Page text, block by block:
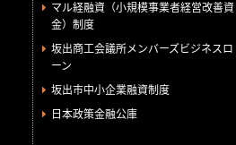
マル経融資（小規模事業者経営改善資
金）制度
坂出商工会議所メンバーズビジネスロ
ーン
坂出市中小企業融資制度
日本政策金融公庫